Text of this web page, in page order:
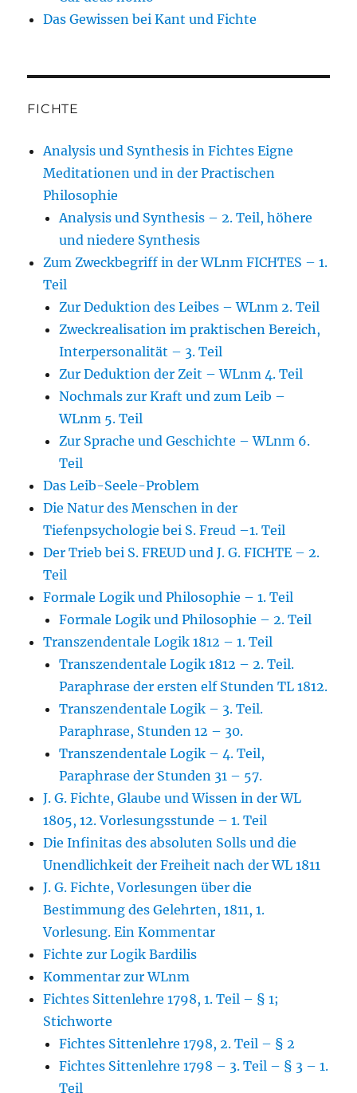
Das Gewissen bei Kant und Fichte
FICHTE
Analysis und Synthesis in Fichtes Eigne
Meditationen und in der Practischen
Philosophie
Analysis und Synthesis – 2. Teil, höhere
und niedere Synthesis
Zum Zweckbegriff in der WLnm FICHTES – 1.
Teil
Zur Deduktion des Leibes – WLnm 2. Teil
Zweckrealisation im praktischen Bereich,
Interpersonalität – 3. Teil
Zur Deduktion der Zeit – WLnm 4. Teil
Nochmals zur Kraft und zum Leib –
WLnm 5. Teil
Zur Sprache und Geschichte – WLnm 6.
Teil
Das Leib-Seele-Problem
Die Natur des Menschen in der
Tiefenpsychologie bei S. Freud –1. Teil
Der Trieb bei S. FREUD und J. G. FICHTE – 2.
Teil
Formale Logik und Philosophie – 1. Teil
Formale Logik und Philosophie – 2. Teil
Transzendentale Logik 1812 – 1. Teil
Transzendentale Logik 1812 – 2. Teil.
Paraphrase der ersten elf Stunden TL 1812.
Transzendentale Logik – 3. Teil.
Paraphrase, Stunden 12 – 30.
Transzendentale Logik – 4. Teil,
Paraphrase der Stunden 31 – 57.
J. G. Fichte, Glaube und Wissen in der WL
1805, 12. Vorlesungsstunde – 1. Teil
Die Infinitas des absoluten Solls und die
Unendlichkeit der Freiheit nach der WL 1811
J. G. Fichte, Vorlesungen über die
Bestimmung des Gelehrten, 1811, 1.
Vorlesung. Ein Kommentar
Fichte zur Logik Bardilis
Kommentar zur WLnm
Fichtes Sittenlehre 1798, 1. Teil – § 1;
Stichworte
Fichtes Sittenlehre 1798, 2. Teil – § 2
Fichtes Sittenlehre 1798 – 3. Teil – § 3 – 1.
Teil